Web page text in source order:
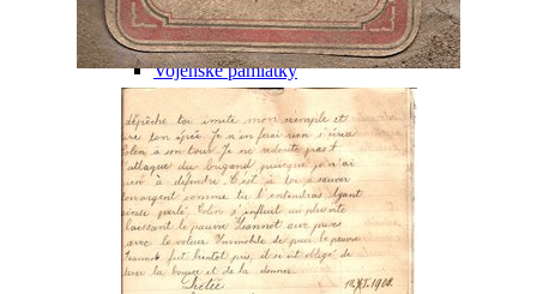
Vojenské pamiatky
Obce v najbližšom okolí Malaciek